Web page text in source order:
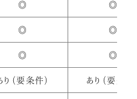
◎ ◎
◎ ◎
◎ ◎
り（要条件） あり（要条件